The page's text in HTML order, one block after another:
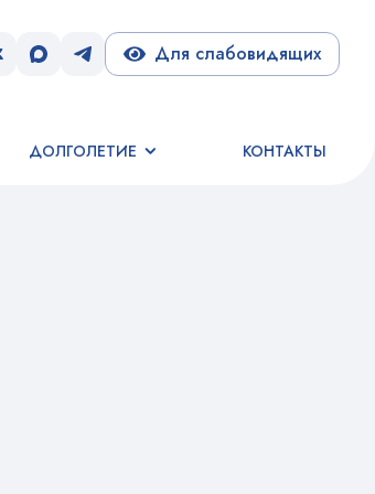
Для слабовидящих
ДОЛГОЛЕТИЕ КОНТАКТЫ